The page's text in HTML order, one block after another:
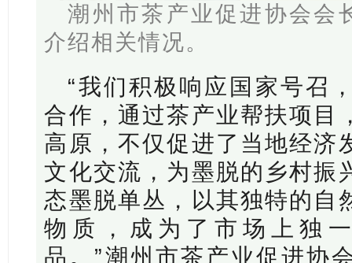
潮州市茶产业促进协会会
介绍相关情况。
“我们积极响应国家号召
合作，通过茶产业帮扶项目
高原，不仅促进了当地经济
文化交流，为墨脱的乡村振
态墨脱单丛，以其独特的自
物质，成为了市场上独
品。”潮州市茶产业促进协